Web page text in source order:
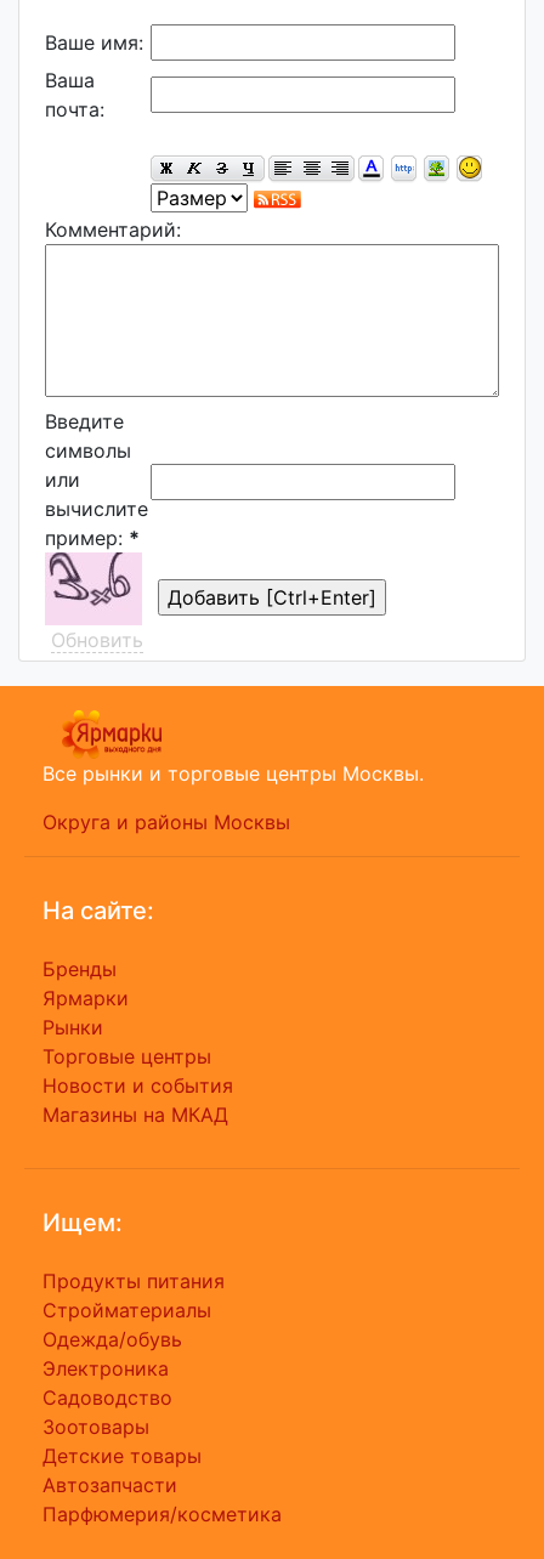
Ваше имя:
Ваша
почта:
Комментарий:
Введите
символы
или
вычислите
пример: *
Обновить
Все рынки и торговые центры Москвы.
Округа и районы Москвы
На сайте:
Бренды
Ярмарки
Рынки
Торговые центры
Новости и события
Магазины на МКАД
Ищем:
Продукты питания
Стройматериалы
Одежда/обувь
Электроника
Садоводство
Зоотовары
Детские товары
Автозапчасти
Парфюмерия/косметика